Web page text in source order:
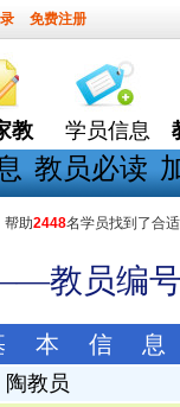
免费注册
教 学员信息
教员必读
帮助2448名学员找到了合
教员编号
本 信 息
陶教员